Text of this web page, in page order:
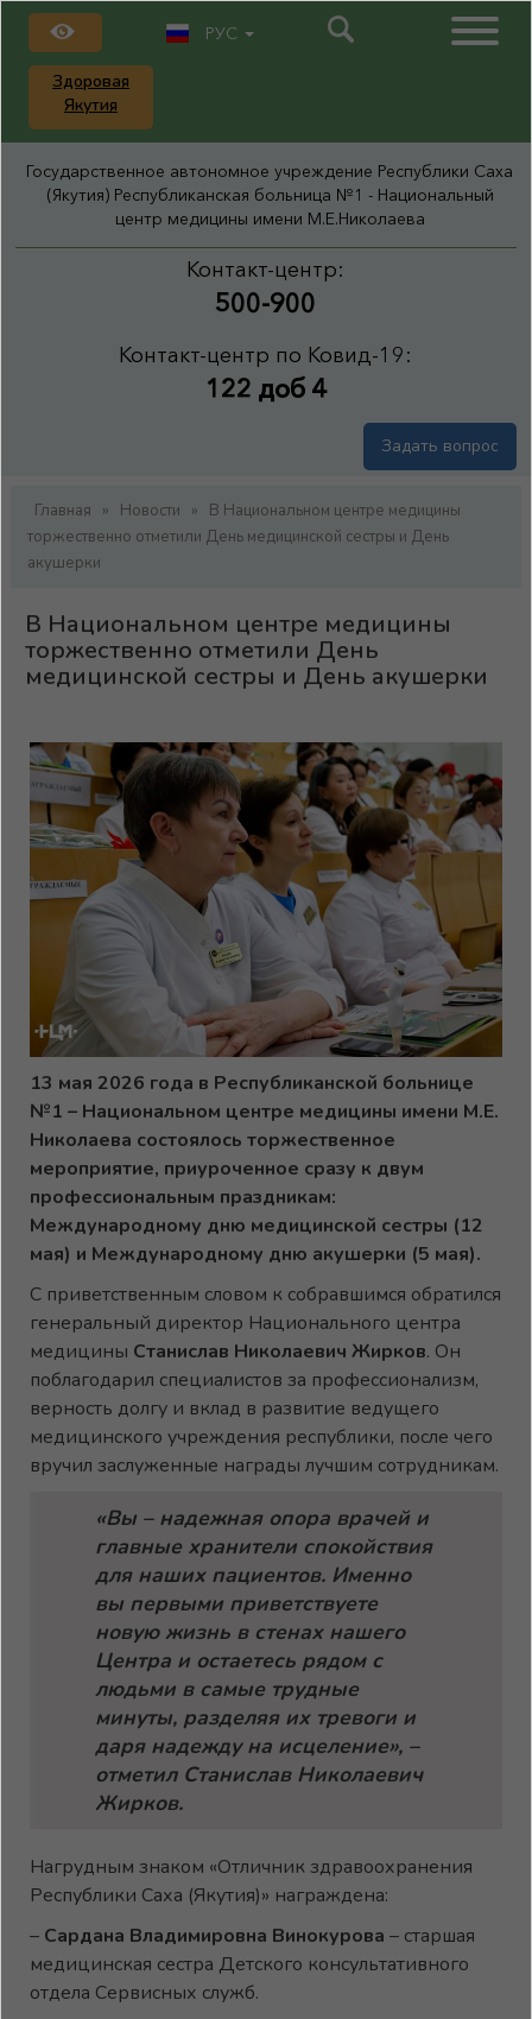
Здоровая
Якутия
РУС
Государственное автономное учреждение Республики Саха
(Якутия) Республиканская больница №1 - Национальный
центр медицины имени М.Е.Николаева
Контакт-центр:
500-900
Контакт-центр по Ковид-19:
122 доб 4
Задать вопрос
Главная » Новости »
В Национальном центре медицины
торжественно отметили День медицинской сестры и День
акушерки
В Национальном центре медицины
торжественно отметили День
медицинской сестры и День акушерки
13 мая 2026 года в Республиканской больнице
№1 – Национальном центре медицины имени М.Е.
Николаева состоялось торжественное
мероприятие, приуроченное сразу к двум
профессиональным праздникам:
Международному дню медицинской сестры (12
мая) и Международному дню акушерки (5 мая).
С приветственным словом к собравшимся обратился
генеральный директор Национального центра
медицины Станислав Николаевич Жирков. Он
поблагодарил специалистов за профессионализм,
верность долгу и вклад в развитие ведущего
медицинского учреждения республики, после чего
вручил заслуженные награды лучшим сотрудникам.
«Вы – надежная опора врачей и
главные хранители спокойствия
для наших пациентов. Именно
вы первыми приветствуете
новую жизнь в стенах нашего
Центра и остаетесь рядом с
людьми в самые трудные
минуты, разделяя их тревоги и
даря надежду на исцеление», –
отметил Станислав Николаевич
Жирков.
Нагрудным знаком «Отличник здравоохранения
Республики Саха (Якутия)» награждена:
– Сардана Владимировна Винокурова – старшая
медицинская сестра Детского консультативного
отдела Сервисных служб.